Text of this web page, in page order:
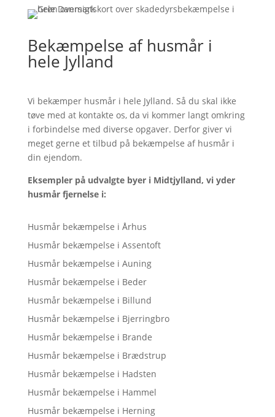
Bekæmpelse af husmår i
hele Jylland
Vi bekæmper husmår i hele Jylland. Så du skal ikke
tøve med at kontakte os, da vi kommer langt omkring
i forbindelse med diverse opgaver. Derfor giver vi
meget gerne et tilbud på bekæmpelse af husmår i
din ejendom.
Eksempler på udvalgte byer i Midtjylland, vi yder
husmår fjernelse i:
Husmår bekæmpelse i Århus
Husmår bekæmpelse i Assentoft
Husmår bekæmpelse i Auning
Husmår bekæmpelse i Beder
Husmår bekæmpelse i Billund
Husmår bekæmpelse i Bjerringbro
Husmår bekæmpelse i Brande
Husmår bekæmpelse i Brædstrup
Husmår bekæmpelse i Hadsten
Husmår bekæmpelse i Hammel
Husmår bekæmpelse i Herning